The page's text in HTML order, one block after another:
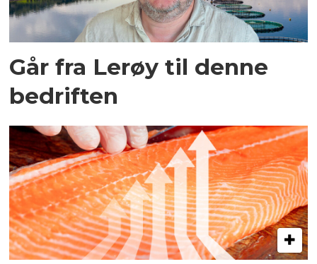
Går fra Lerøy til denne
bedriften